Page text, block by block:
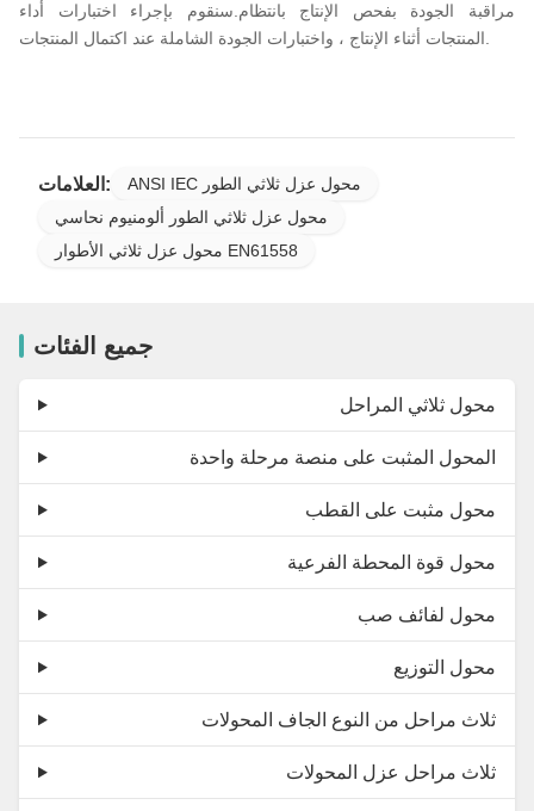
مراقبة الجودة بفحص الإنتاج بانتظام.سنقوم بإجراء اختبارات أداء
العلامات:
ANSI IEC محول عزل ثلاثي الطور
محول عزل ثلاثي الطور ألومنيوم نحاسي
محول عزل ثلاثي الأطوار EN61558
جميع الفئات
محول ثلاثي المراحل
المحول المثبت على منصة مرحلة واحدة
محول مثبت على القطب
محول قوة المحطة الفرعية
محول لفائف صب
محول التوزيع
ثلاث مراحل من النوع الجاف المحولات
ثلاث مراحل عزل المحولات